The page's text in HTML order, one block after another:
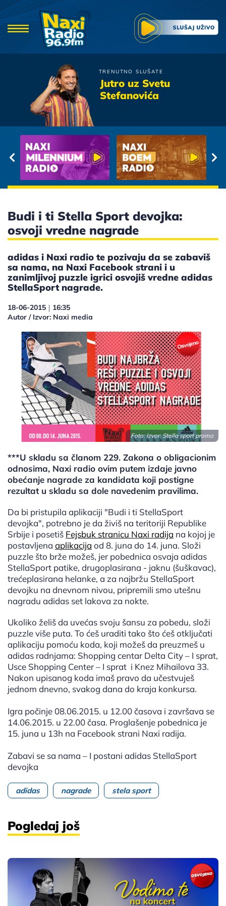
TRENUTNO SLUŠATE
Jutro uz Svetu
Stefanovića
Budi i ti Stella Sport devojka:
osvoji vredne nagrade
adidas i Naxi radio te pozivaju da se zabaviš
sa nama, na Naxi Facebook strani i u
zanimljivoj puzzle igrici osvojiš vredne adidas
StellaSport nagrade.
18-06-2015 | 16:35
Autor / Izvor: Naxi media
Foto: Izvor: Stella sport promo
***U skladu sa članom 229. Zakona o obligacionim
odnosima, Naxi radio ovim putem izdaje javno
obećanje nagrade za kandidata koji postigne
rezultat u skladu sa dole navedenim pravilima.
Da bi pristupila aplikaciji "Budi i ti StellaSport
devojka", potrebno je da živiš na teritoriji Republike
Srbije i posetiš Fejsbuk stranicu Naxi radija na kojoj je
postavljena aplikacija od 8. juna do 14. juna. Složi
puzzle što brže možeš, jer pobednica osvaja adidas
StellaSport patike, drugoplasirana - jaknu (šuškavac),
trećeplasirana helanke, a za najbržu StellaSport
devojku na dnevnom nivou, pripremili smo utešnu
nagradu adidas set lakova za nokte.
Ukoliko želiš da uvećas svoju šansu za pobedu, složi
puzzle više puta. To ćeš uraditi tako što ćeš otključati
aplikaciju pomoću koda, koji možeš da preuzmeš u
adidas radnjama: Shopping centar Delta City – I sprat,
Usce Shopping Center – I sprat i Knez Mihailova 33.
Nakon upisanog koda imaš pravo da učestvuješ
jednom dnevno, svakog dana do kraja konkursa.
Igra počinje 08.06.2015. u 12.00 časova i završava se
14.06.2015. u 22.00 časa. Proglašenje pobednica je
15. juna u 13h na Facebook strani Naxi radija.
Zabavi se sa nama – I postani adidas StellaSport
devojka
adidas nagrade stela sport
Pogledaj još